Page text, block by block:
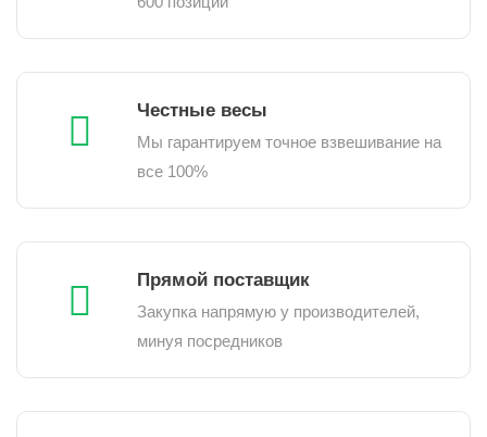
Честные весы
Мы гарантируем точное взвешивание на
все 100%
Прямой поставщик
Закупка напрямую у производителей,
минуя посредников